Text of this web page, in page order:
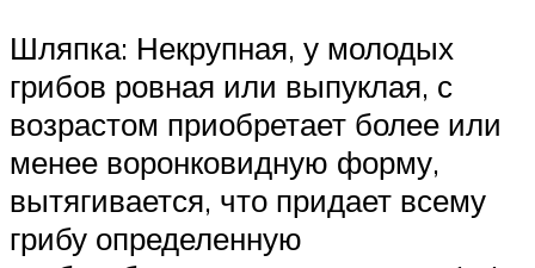
Шляпка: Некрупная, у молодых
грибов ровная или выпуклая, с
возрастом приобретает более или
менее воронковидную форму,
вытягивается, что придает всему
грибу определенную